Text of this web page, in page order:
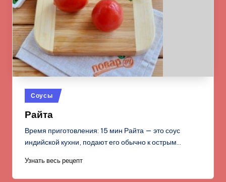
Опубликовано
в
Соусы
Райта
Время приготовления: 15 мин Райта — это соус
индийской кухни, подают его обычно к острым…
Узнать весь рецепт